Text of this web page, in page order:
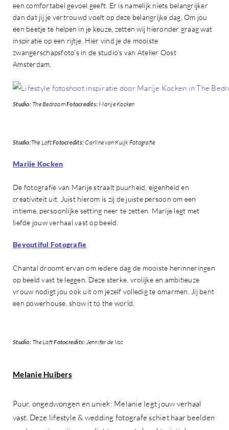
een comfortabel gevoel geeft. Er is namelijk niets belangrijker
dan dat jij je vertrouwd voelt op deze belangrijke dag. Om jou
een beetje te helpen in je keuze, zetten wij hieronder graag wat
inspiratie op een rijtje. Hier vind je de mooiste
zwangerschapsfoto’s in de studio’s van Atelier Oost
Amsterdam.
Studio:The BedroomFotocredits: Marije Kocken
Studio:The LoftFotocredits:Carline van Kuijk Fotografie
Marije Kocken
De fotografie van Marije straalt puurheid, eigenheid en
creativiteit uit. Juist hierom is zij de juiste persoon om een
intieme, persoonlijke setting neer te zetten. Marije legt met
liefde jouw verhaal vast op beeld.
Beyoutiful Fotografie
Chantal droomt ervan om iedere dag de mooiste herinneringen
op beeld vast te leggen. Deze sterke, vrolijke en ambitieuze
vrouw nodigt jou ook uit om jezelf volledig te omarmen. Jij bent
een powerhouse, show it to the world.
Studio:The LoftFotocredits: Jennifer de Vos
Melanie Huibers
Puur, ongedwongen en uniek: Melanie legt jouw verhaal
vast. Deze lifestyle & wedding fotografe schiet haar beelden